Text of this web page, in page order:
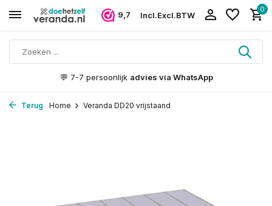
9,7 Incl.Excl.BTW
0
🪵 GelamineerdFSC hout
Terug Home Veranda DD20 vrijstaand